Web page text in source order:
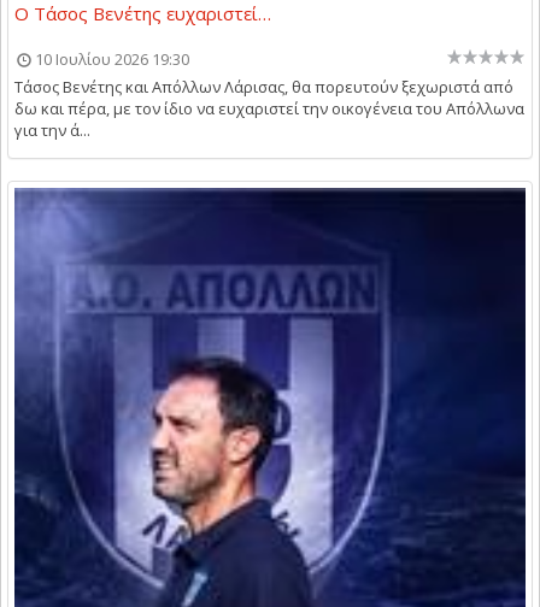
O Τάσος Βενέτης ευχαριστεί…
10 Ιουλίου 2026 19:30
Τάσος Βενέτης και Απόλλων Λάρισας, θα πορευτούν ξεχωριστά από
δω και πέρα, με τον ίδιο να ευχαριστεί την οικογένεια του Απόλλωνα
για την ά...